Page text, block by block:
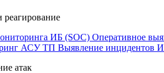
ИБ (SOC) Оперативное
АСУ ТП Выявление инцидентов
атак